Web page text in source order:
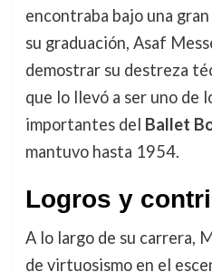
encontraba bajo una
su graduación, Asaf
demostrar su destreza
que lo llevó a ser uno de
importantes del Ballet
mantuvo hasta 1954.
Logros y
A lo largo de su carrera,
de virtuosismo en el